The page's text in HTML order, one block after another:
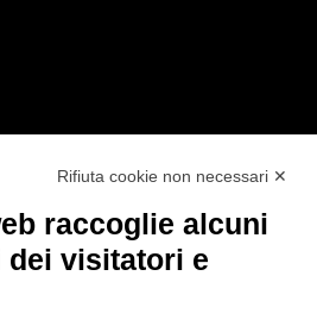
Rifiuta cookie non necessari ✕
raccoglie alcuni
dei visitatori e